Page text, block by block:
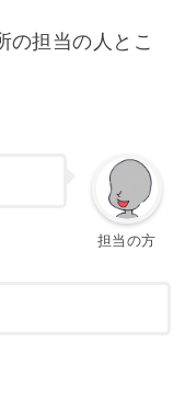
の担当の人とこ
担当の方